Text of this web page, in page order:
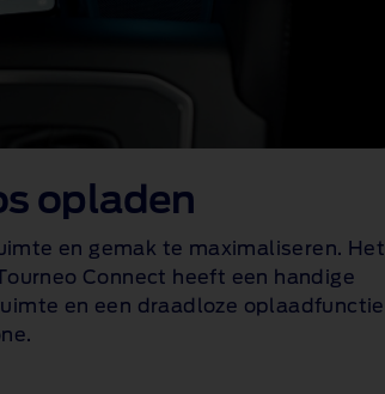
opladen
en gemak te maximaliseren. Het
Connect heeft een handige
en een draadloze oplaadfunctie
.